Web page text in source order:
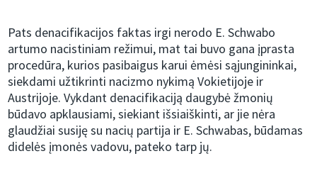
Pats denacifikacijos faktas irgi nerodo E. Schwabo
artumo nacistiniam režimui, mat tai buvo gana įprasta
procedūra, kurios pasibaigus karui ėmėsi sąjungininkai,
siekdami užtikrinti nacizmo nykimą Vokietijoje ir
Austrijoje. Vykdant denacifikaciją daugybė žmonių
būdavo apklausiami, siekiant išsiaiškinti, ar jie nėra
glaudžiai susiję su nacių partija ir E. Schwabas, būdamas
didelės įmonės vadovu, pateko tarp jų.